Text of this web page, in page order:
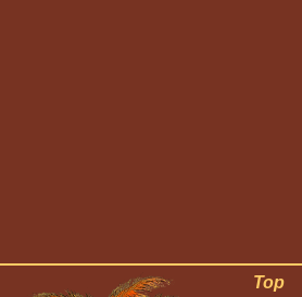
Top